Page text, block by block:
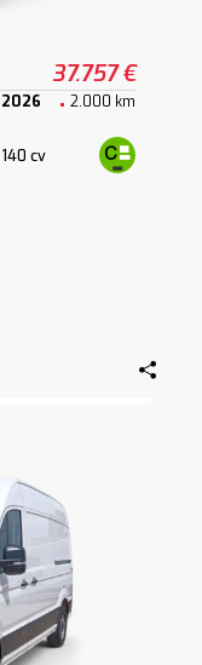
37.757 €
2026 2.000 km
140 cv